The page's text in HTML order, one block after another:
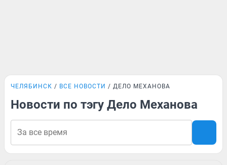
ЧЕЛЯБИНСК ВСЕ НОВОСТИ ДЕЛО МЕХАНОВА
Новости по тэгу Дело Механова